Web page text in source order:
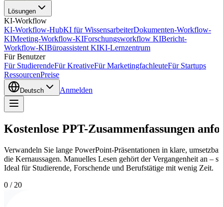
Lösungen
KI-Workflow
KI-Workflow-HubKI für WissensarbeiterDokumenten-Workflow-
KIMeeting-Workflow-KIForschungsworkflow KIBericht-
Workflow-KIBüroassistent KIKI-Lernzentrum
Für Benutzer
Für StudierendeFür KreativeFür MarketingfachleuteFür Startups
RessourcenPreise
Deutsch Anmelden
Kostenlose PPT-Zusammenfassungen
Verwandeln Sie lange PowerPoint-Präsentationen in klare,
die Kernaussagen. Manuelles Lesen gehört der Vergangenheit an –
Ideal für Studierende, Forschende und Berufstätige mit wenig Zeit.
0 / 20